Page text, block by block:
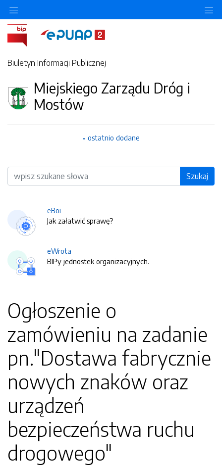
Biuletyn Informacji Publicznej
Miejskiego Zarządu Dróg i
Mostów
ostatnio dodane
Wyszukiwarka Szukaj
eBoi
Jak załatwić sprawę?
eWrota
BIPy jednostek organizacyjnych.
Ogłoszenie o
zamówieniu na zadanie
pn."Dostawa fabrycznie
nowych znaków oraz
urządzeń
bezpieczeństwa ruchu
drogowego"